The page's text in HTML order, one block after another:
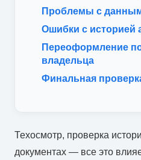
Проблемы с
Ошибки с историей
Переоформление
владельца
Финальная
Техосмотр, проверка
документах — все это